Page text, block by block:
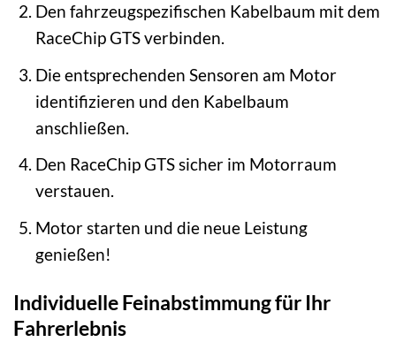
Den fahrzeugspezifischen Kabelbaum mit dem
RaceChip GTS verbinden.
Die entsprechenden Sensoren am Motor
identifizieren und den Kabelbaum
anschließen.
Den RaceChip GTS sicher im Motorraum
verstauen.
Motor starten und die neue Leistung
genießen!
Individuelle Feinabstimmung für Ihr
Fahrerlebnis